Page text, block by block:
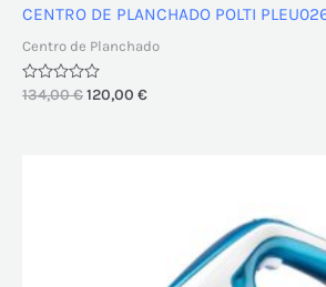
CENTRO DE PLANCHADO POLTI
Centro de Planchado
Valorado
134,00€120,00 €